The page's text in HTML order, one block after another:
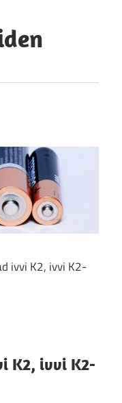
ivvi K2, ivvi K2-
K2, ivvi K2-